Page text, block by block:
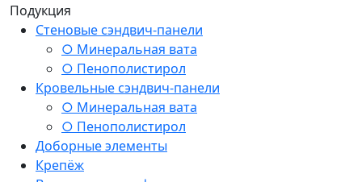
Подукция
Стеновые сэндвич-панели
○ Минеральная вата
○ Пенополистирол
Кровельные сэндвич-панели
○ Минеральная вата
○ Пенополистирол
Доборные элементы
Крепёж